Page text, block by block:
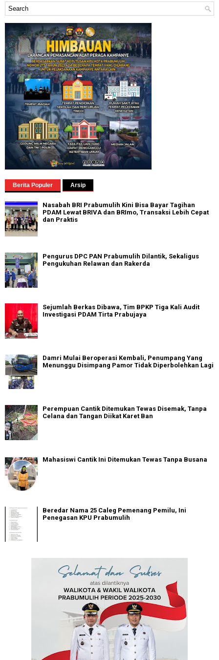
Berita Populer Arsip
Nasabah BRI Prabumulih Kini Bisa Bayar Tagihan
PDAM Lewat BRIVA dan BRImo, Transaksi Lebih Cepat
dan Praktis
Pengurus DPC PAN Prabumulih Dilantik, Sekaligus
Pengukuhan Relawan dan Rakerda
Sejumlah Berkas Dibawa, Tim BPKP Tiga Kali Audit
Investigasi PDAM Tirta Prabujaya
Damri Mulai Beroperasi Kembali, Penumpang Yang
Menunggu Disimpang Pamor Tidak Diperbolehkan Lagi
Perempuan Cantik Ditemukan Tewas Disemak, Tanpa
Celana dan Tangan Diikat Karet Ban
Mahasiswi Cantik Ini Ditemukan Tewas Tanpa Busana
Beredar Nama 25 Caleg Pemenang Pemilu, Ini
Penegasan KPU Prabumulih